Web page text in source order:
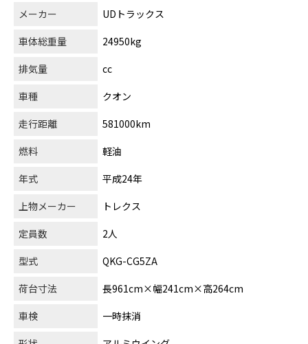
メーカー
UDトラックス
車体総重量
24950kg
排気量
cc
車種
クオン
走行距離
581000km
燃料
軽油
年式
平成24年
上物メーカー
トレクス
定員数
2人
型式
QKG-CG5ZA
荷台寸法
長961cm×幅241cm×高264cm
車検
一時抹消